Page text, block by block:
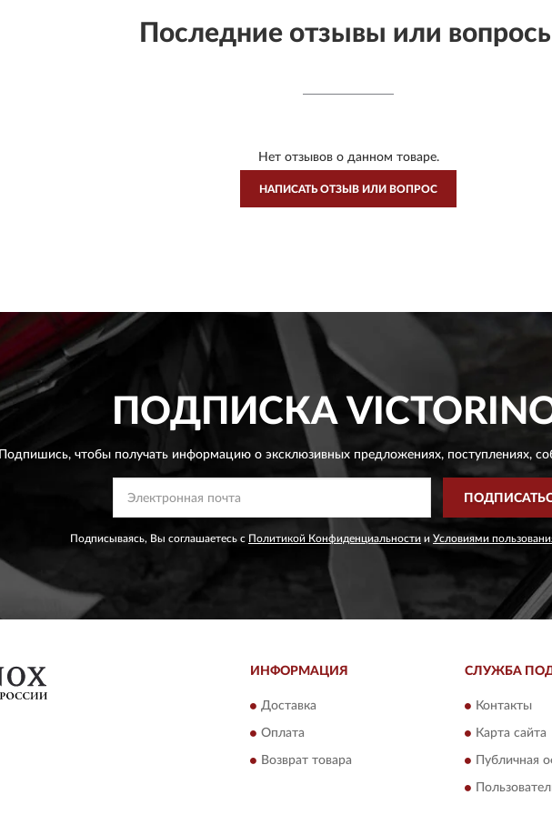
Последние отзывы или
Нет отзывов о данном товаре.
НАПИСАТЬ ОТЗЫВ ИЛИ ВОПРОС
ПОДПИСКА
Подпишись, чтобы получать информацию о эксклюзивных предложениях,поступлениях,
Подписываясь, Вы соглашаетесь с Политикой Конфиденциальности и Условиями
ИНФОРМАЦИЯ
Доставка
Оплата
Возврат товара
СЛУЖБА
Контакты
Карта сайта
Публичная